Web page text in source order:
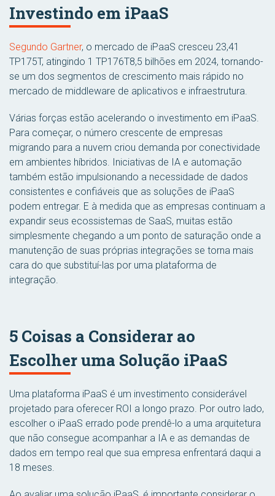
Investindo em iPaaS
Segundo Gartner, o mercado de iPaaS cresceu 23,41
TP175T, atingindo 1 TP176T8,5 bilhões em 2024, tornando-
se um dos segmentos de crescimento mais rápido no
mercado de middleware de aplicativos e infraestrutura.
Várias forças estão acelerando o investimento em iPaaS.
Para começar, o número crescente de empresas
migrando para a nuvem criou demanda por conectividade
em ambientes híbridos. Iniciativas de IA e automação
também estão impulsionando a necessidade de dados
consistentes e confiáveis que as soluções de iPaaS
podem entregar. E à medida que as empresas continuam a
expandir seus ecossistemas de SaaS, muitas estão
simplesmente chegando a um ponto de saturação onde a
manutenção de suas próprias integrações se torna mais
cara do que substituí-las por uma plataforma de
integração.
5 Coisas a Considerar ao
Escolher uma Solução iPaaS
Uma plataforma iPaaS é um investimento considerável
projetado para oferecer ROI a longo prazo. Por outro lado,
escolher o iPaaS errado pode prendê-lo a uma arquitetura
que não consegue acompanhar a IA e as demandas de
dados em tempo real que sua empresa enfrentará daqui a
18 meses.